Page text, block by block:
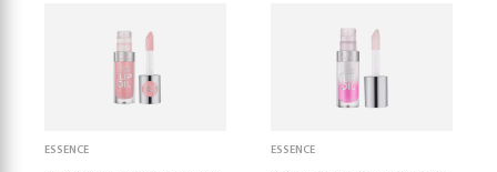
ESSENCE ESSENCE